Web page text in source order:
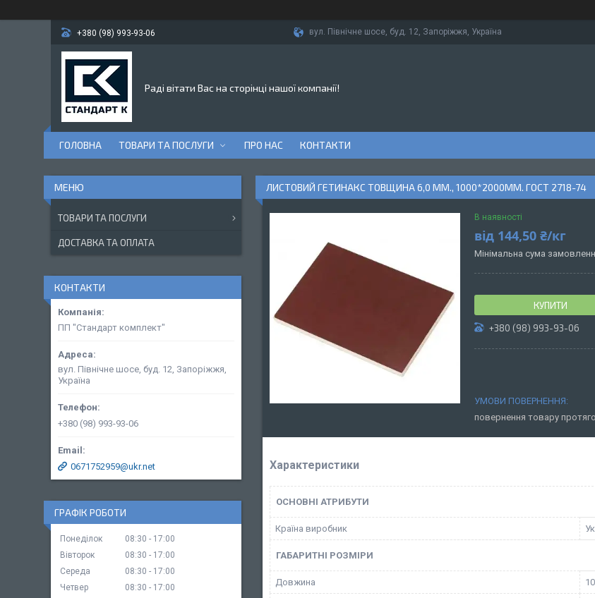
+380 (98) 993-93-06 вул. Північне шосе, буд. 12, Запоріжжя, Україна
Раді вітати Вас на сторінці нашої компанії!
ГОЛОВНА ТОВАРИ ТА ПОСЛУГИ ПРО НАС КОНТАКТИ
ЛИСТОВИЙ ГЕТИНАКС ТОВЩИНА 6,0 ММ., 1000*2000ММ. ГОСТ 2718-74
В наявності
від 144,50 ₴/кг
Мінімальна сума
КУПИТИ
+380 (98) 993-93-06
повернення товару
Характеристики
ОСНОВНІ АТРИБУТИ
Країна виробник
ГАБАРИТНІ РОЗМІРИ
Довжина
ТОВАРИ ТА ПОСЛУГИ
ДОСТАВКА ТА ОПЛАТА
КОНТАКТИ
ПП "Стандарт комплект"
вул. Північне шосе, буд. 12, Запоріжжя,
Україна
+380 (98) 993-93-06
0671752959@ukr.net
ГРАФІК РОБОТИ
Понеділок 08:30
17:00
Вівторок
08:30
17:00
Середа
08:30
17:00
Четвер
08:30
17:00